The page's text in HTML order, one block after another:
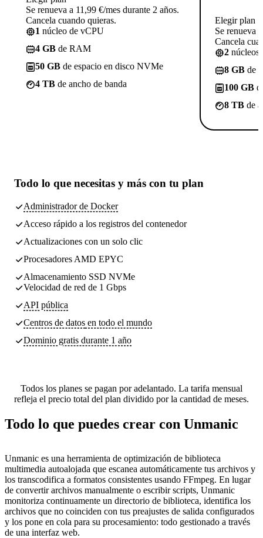
Se renueva a 11,99 €/mes durante 2 años.
Cancela cuando quieras.
1 núcleo de vCPU
4 GB de RAM
50 GB de espacio en disco NVMe
4 TB de ancho de banda
Elegir plan
Se renueva
Cancela
2 núcleos
8 GB de
100 GB
8 TB de
Todo lo que necesitas y más con tu plan
Administrador de Docker
Acceso rápido a los registros del contenedor
Actualizaciones con un solo clic
Procesadores AMD EPYC
Almacenamiento SSD NVMe
Velocidad de red de 1 Gbps
API pública
Centros de datos en todo el mundo
Dominio gratis durante 1 año
Todos los planes se pagan por adelantado. La tarifa mensual
refleja el precio total del plan dividido por la cantidad de meses.
Todo lo que puedes crear con Unmanic
Unmanic es una herramienta de optimización de biblioteca
multimedia autoalojada que escanea automáticamente tus archivos y
los transcodifica a formatos consistentes usando FFmpeg. En lugar
de convertir archivos manualmente o escribir scripts, Unmanic
monitoriza continuamente un directorio de biblioteca, identifica los
archivos que no coinciden con tus preajustes de salida configurados
y los pone en cola para su procesamiento: todo gestionado a través
de una interfaz web.